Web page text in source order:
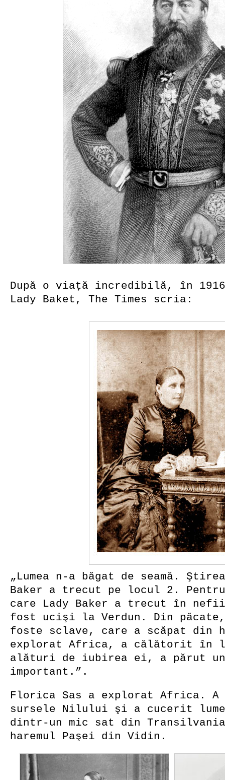
După o viaţă incredibilă, în
Lady Baket, The Times scria:
„Lumea n-a băgat de seamă.
Baker a trecut pe locul 2.
care Lady Baker a trecut în
fost ucişi la Verdun. Din păcate,
foste sclave, care a scăpat din
explorat Africa, a călătorit în
alături de iubirea ei, a părut
important.”.
Florica Sas a explorat Africa. A
sursele Nilului şi a cucerit
dintr-un mic sat din
haremul Paşei din Vidin.